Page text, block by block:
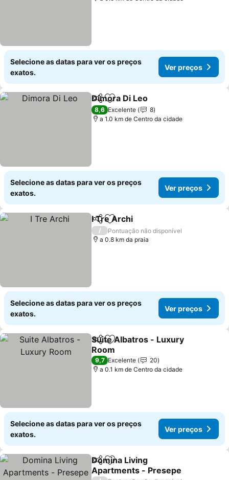
Selecione as datas para ver os preços
exatos.
Ver preços
PartilharAdicionar aos favoritos
Dimora Di Leo
8,6 Excelente
8
a 1.0 km de Centro da cidade
Selecione as datas para ver os preços
exatos.
Ver preços
PartilharAdicionar aos favoritos
I Tre Archi
/
Pontuação não disponível
a 0.8 km da praia
Selecione as datas para ver os preços
exatos.
Ver preços
PartilharAdicionar aos favoritos
Suite Albatros - Luxury
Room
Ver preços
9,7 Excelente
20
a 0.1 km de Centro da cidade
Selecione as datas para ver os preços
exatos.
Ver preços
PartilharAdicionar aos favoritos
Domina Living
Apartments - Presepe